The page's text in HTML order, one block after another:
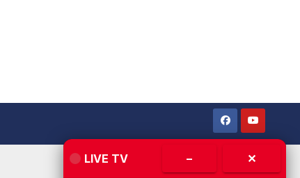
LIVE TV – ✕